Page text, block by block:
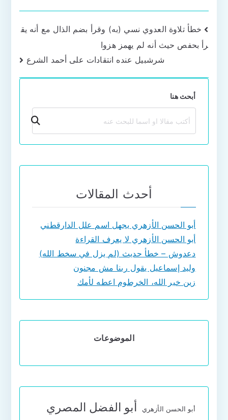
تصفّح
المقالات
خطأ تلاوة العدوي نسي (به) وقرأ بضم الذال مع أنه يق
رأ بحفص حيث أنه لم يهمز هزوا
شرشبيل عنده انتقادات على أحمد الشرع
أبحث هنا
بحث
أحدث المقالات
أبو الحسن الأزهري يجهل اسم علل الدارقطني
أبو الحسن الأزهري لا يعرف القراءة
دعدوش – خطأ حديث (لم يزل في سخط الله)
وليد إسماعيل يقول ربنا مش مجنون
زين خير الله، الخرطوم اعطه لأمك
الموضوعات
أبو الحسن الأزهري أبو الفضل المصري